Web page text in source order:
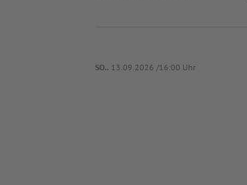
SO.. 13.09.2026 /16:00 Uhr